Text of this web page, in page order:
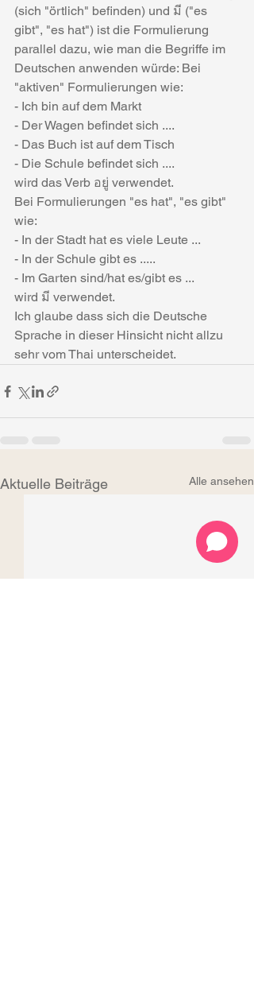
(sich "örtlich" befinden) und มี ("es
gibt", "es hat") ist die Formulierung
parallel dazu, wie man die Begriffe im
Deutschen anwenden würde: Bei
"aktiven" Formulierungen wie:
- Ich bin auf dem Markt
- Der Wagen befindet sich ....
- Das Buch ist auf dem Tisch
- Die Schule befindet sich ....
wird das Verb อยู่ verwendet.
Bei Formulierungen "es hat", "es gibt"
wie:
- In der Stadt hat es viele Leute ...
- In der Schule gibt es .....
- Im Garten sind/hat es/gibt es ...
wird มี verwendet.
Ich glaube dass sich die Deutsche
Sprache in dieser Hinsicht nicht allzu
sehr vom Thai unterscheidet.
Aktuelle Beiträge Alle ansehen